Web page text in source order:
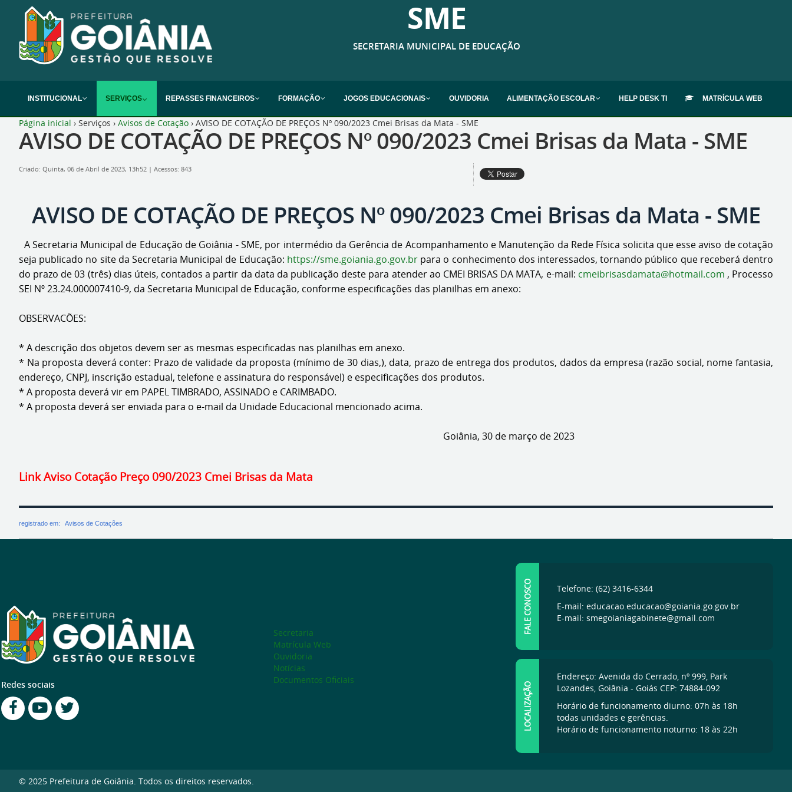
SME
SECRETARIA MUNICIPAL DE EDUCAÇÃO
INSTITUCIONAL SERVIÇOS REPASSES FINANCEIROS FORMAÇÃO JOGOS EDUCACIONAIS OUVIDORIA ALIMENTAÇÃO ESCOLAR HELP DESK TI MATRÍCULA WEB
Página inicial › Serviços › Avisos de Cotação › AVISO DE COTAÇÃO DE PREÇOS Nº 090/2023 Cmei Brisas da Mata - SME
AVISO DE COTAÇÃO DE PREÇOS Nº 090/2023 Cmei Brisas da Mata - SME
Criado: Quinta, 06 de Abril de 2023, 13h52 | Acessos: 843
AVISO DE COTAÇÃO DE PREÇOS Nº 090/2023 Cmei Brisas da Mata - SME
A Secretaria Municipal de Educação de Goiânia - SME, por intermédio da Gerência de Acompanhamento e Manutenção da Rede Física solicita que esse aviso de cotação
seja publicado no site da Secretaria Municipal de Educação: https://sme.goiania.go.gov.brpara o conhecimento dos interessados, tornando público que receberá dentro
do prazo de 03 (três) dias úteis, contados a partir da data da publicação deste para atender ao CMEI BRISAS DA MATA, e-mail: cmeibrisasdamata@hotmail.com , Processo
SEI Nº 23.24.000007410-9, da Secretaria Municipal de Educação, conforme especificações das planilhas em anexo:
OBSERVACÕES:
* A descrição dos objetos devem ser as mesmas especificadas nas planilhas em anexo.
* Na proposta deverá conter: Prazo de validade da proposta (mínimo de 30 dias,), data, prazo de entrega dos produtos, dados da empresa (razão social, nome fantasia,
endereço, CNPJ, inscrição estadual, telefone e assinatura do responsável) e especificações dos produtos.
* A proposta deverá vir em PAPEL TIMBRADO, ASSINADO e CARIMBADO.
* A proposta deverá ser enviada para o e-mail da Unidade Educacional mencionado acima.
Goiânia, 30 de março de 2023
Link Aviso Cotação Preço 090/2023 Cmei Brisas da Mata
registrado em: Avisos de Cotações
Redes sociais
Secretaria
Matrícula Web
Ouvidoria
Notícias
Documentos Oficiais
FALE CONOSCO
Telefone: (62) 3416-6344
E-mail: educacao.educacao@goiania.go.gov.br
E-mail: smegoianiagabinete@gmail.com
LOCALIZAÇÃO
Endereço: Avenida do Cerrado, nº 999, Park
Lozandes, Goiânia - Goiás CEP: 74884-092
Horário de funcionamento diurno: 07h às 18h
todas unidades e gerências.
Horário de funcionamento noturno: 18 às 22h
© 2025 Prefeitura de Goiânia. Todos os direitos reservados.